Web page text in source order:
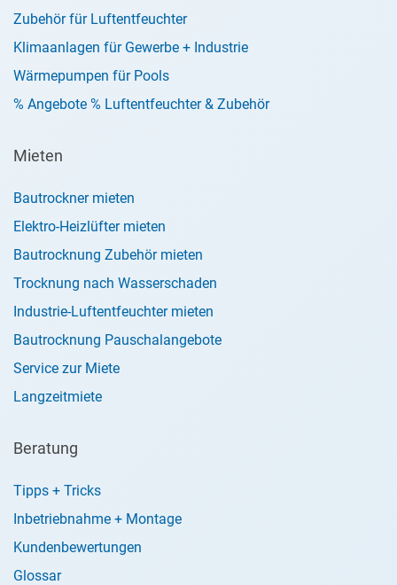
Zubehör für Luftentfeuchter
Klimaanlagen für Gewerbe + Industrie
Wärmepumpen für Pools
% Angebote % Luftentfeuchter & Zubehör
Mieten
Bautrockner mieten
Elektro-Heizlüfter mieten
Bautrocknung Zubehör mieten
Trocknung nach Wasserschaden
Industrie-Luftentfeuchter mieten
Bautrocknung Pauschalangebote
Service zur Miete
Langzeitmiete
Beratung
Tipps + Tricks
Inbetriebnahme + Montage
Kundenbewertungen
Glossar